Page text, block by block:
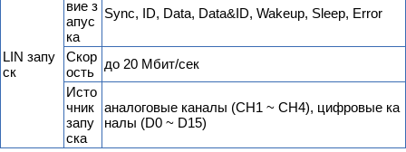
LIN запу
ск
вие з
апус
ка
Sync, ID, Data, Data&ID, Wakeup, Sleep, Error
Скор
ость
до 20 Мбит/сек
Исто
чник
запу
ска
аналоговые каналы (CH1 ~ CH4), цифровые ка
налы (D0 ~ D15)